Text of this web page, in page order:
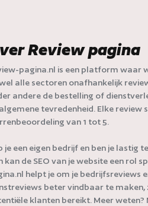
Review pagina
pagina.nl is een platform waar
alle sectoren onafhankelijk
andere de bestelling of
tevredenheid. Elke review
van 1 tot 5.
je een eigen bedrijf en ben je lastig
kan de SEO van je website een rol
helpt je om je bedrijfsreviews
beter vindbaar te maken,
klanten bereikt. Meer weten?